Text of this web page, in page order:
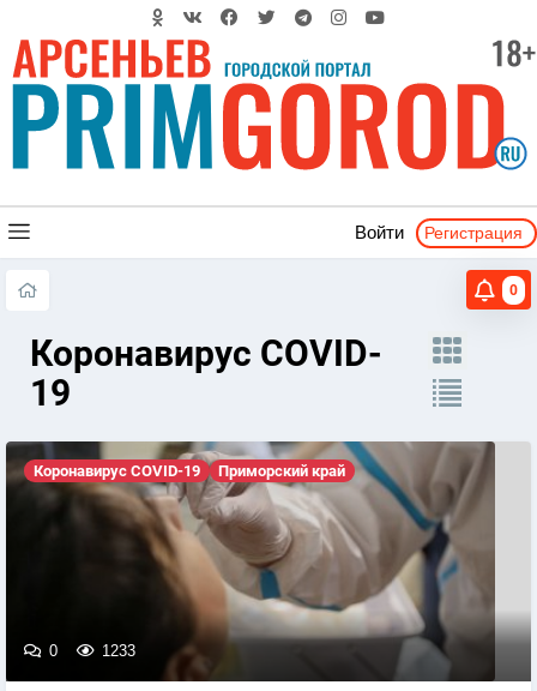
Войти Регистрация
0
Коронавирус COVID-
19
Коронавирус COVID-19 Приморский край
0 1233